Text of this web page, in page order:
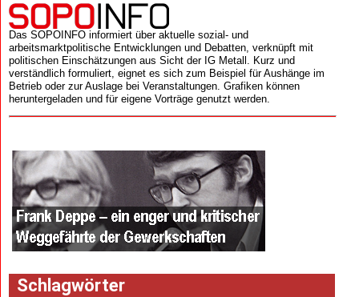
Das SOPOINFO informiert über aktuelle sozial- und
arbeitsmarktpolitische Entwicklungen und Debatten, verknüpft mit
politischen Einschätzungen aus Sicht der IG Metall. Kurz und
verständlich formuliert, eignet es sich zum Beispiel für Aushänge im
Betrieb oder zur Auslage bei Veranstaltungen. Grafiken können
heruntergeladen und für eigene Vorträge genutzt werden.
Schlagwörter